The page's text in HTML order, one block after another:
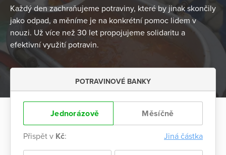
Každý den zachraňujeme potraviny, které by jinak skončily
jako odpad, a měníme je na konkrétní pomoc lidem v
nouzi. Už více než 30 let propojujeme solidaritu a
efektivní využití potravin.
POTRAVINOVÉ BANKY
Jednorázově Měsíčně
Přispět v Kč: Jiná částka